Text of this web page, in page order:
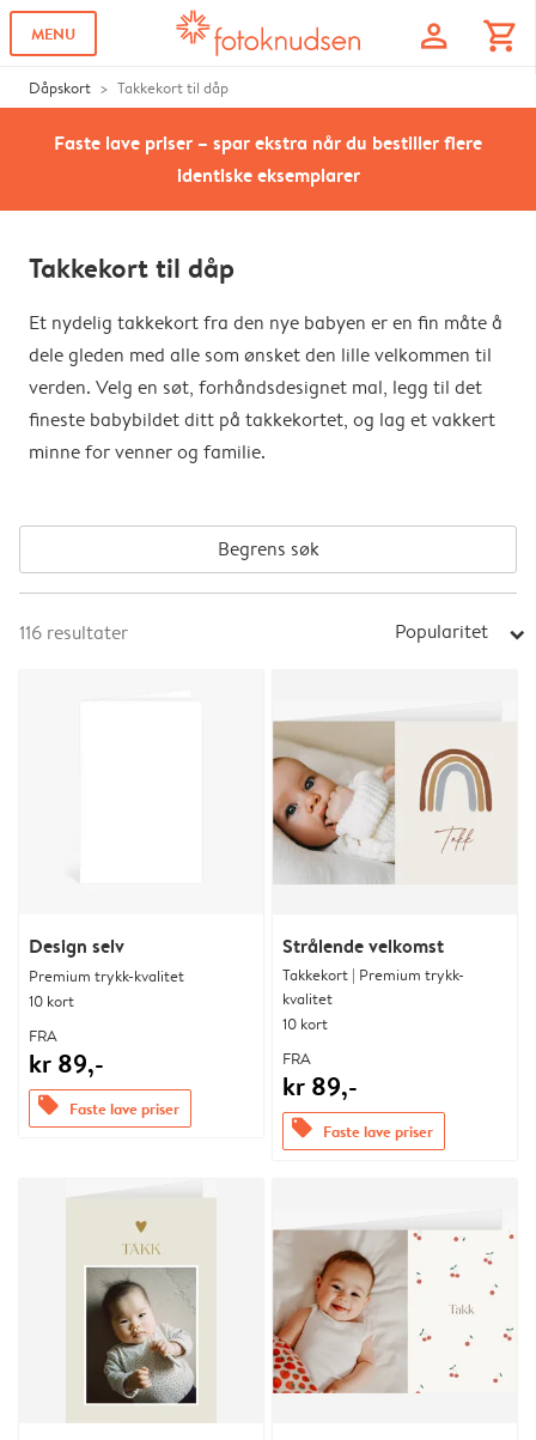
MENU profile shopping_cart
Dåpskort Takkekort til dåp
Faste lave priser – spar ekstra når du bestiller flere
identiske eksemplarer
Takkekort til dåp
Et nydelig takkekort fra den nye babyen er en fin måte å
dele gleden med alle som ønsket den lille velkommen til
verden. Velg en søt, forhåndsdesignet mal, legg til det
fineste babybildet ditt på takkekortet, og lag et vakkert
minne for venner og familie.
Begrens søk
116 resultater Popularitet arrow_right
Design selv
Premium trykk-kvalitet
10 kort
FRA
kr 89,-
offers Faste lave priser
Strålende velkomst
Takkekort | Premium trykk-
kvalitet
10 kort
FRA
kr 89,-
offers Faste lave priser